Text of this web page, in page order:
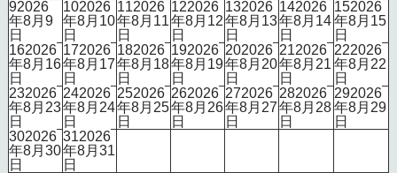
92026
年8月9
日
102026
年8月10
日
112026
年8月11
日
122026
年8月12
日
132026
年8月13
日
142026
年8月14
日
152026
年8月15
日
162026
年8月16
日
172026
年8月17
日
182026
年8月18
日
192026
年8月19
日
202026
年8月20
日
212026
年8月21
日
222026
年8月22
日
232026
年8月23
日
242026
年8月24
日
252026
年8月25
日
262026
年8月26
日
272026
年8月27
日
282026
年8月28
日
292026
年8月29
日
302026
年8月30
日
312026
年8月31
日